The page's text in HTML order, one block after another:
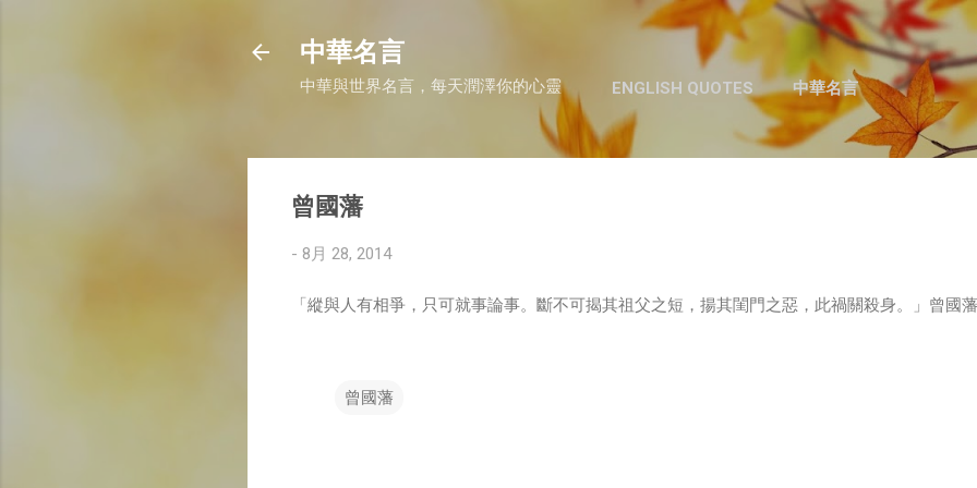
跳至主要內容
中華名言
中華與世界名言，每天潤澤你的心靈 ENGLISH QUOTES 中華名言
曾國藩
- 8月 28, 2014
「縱與人有相爭，只可就事論事。斷不可揭其祖父之短，揚其閨門之惡，此禍關殺身。」曾國藩
曾國藩